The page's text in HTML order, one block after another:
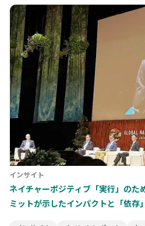
インサイト
ネイチャーポジティブ「実行」の
ミットが示したインパクトと「依存